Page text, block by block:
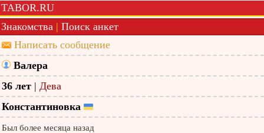
TABOR.RU
Знакомства | Поиск анкет
Написать сообщение
Валера
36 лет | Дева
Константиновка
Был более месяца назад